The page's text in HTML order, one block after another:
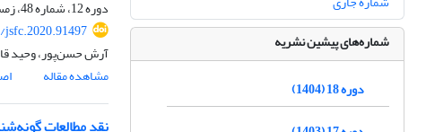
دوره 12، شماره 48، زمستان 1398، صفحه
آرش حسن‌پور، وحید
مشاهده مقاله
شماره‌های پیشین نشریه
دوره 18 (1404)